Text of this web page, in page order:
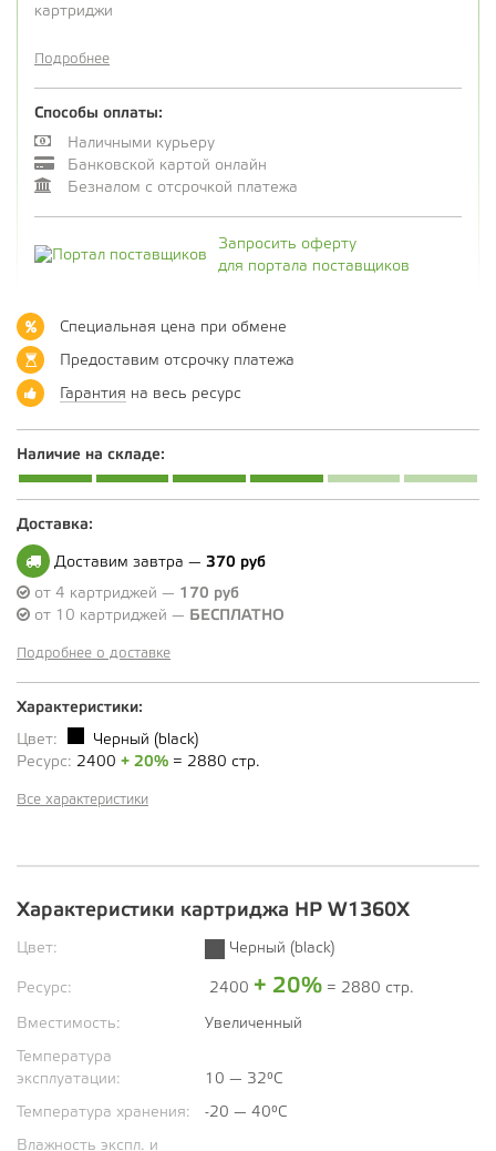
картриджи
Подробнее
Способы оплаты:
Наличными курьеру
Банковской картой онлайн
Безналом с отсрочкой платежа
Запросить оферту
для портала поставщиков
Специальная цена при обмене
Предоставим отсрочку платежа
Гарантия на весь ресурс
Наличие на складе:
Доставка:
Доставим завтра — 370 руб
от 4 картриджей — 170 руб
от 10 картриджей —
БЕСПЛАТНО
Подробнее о доставке
Характеристики:
Цвет:
Черный (black)
Ресурс: 2400 + 20% = 2880 стр.
Все характеристики
Характеристики картриджа HP W1360X
Цвет: Черный (black)
Ресурс: 2400 + 20% = 2880 стр.
Вместимость: Увеличенный
Температура
эксплуатации:
10 — 32°C
Температура хранения: -20 — 40°C
Влажность экспл. и